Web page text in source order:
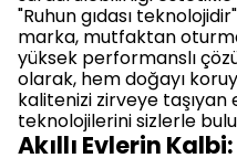
"Ruhun gıdası
marka, mutfaktan
yüksek performanslı
olarak, hem doğayı
kalitenizi zirveye taşıyan
teknolojilerini sizlerle
Akıllı Evlerin